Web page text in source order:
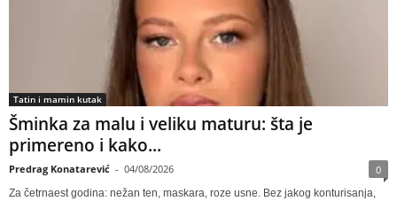
Tatin i mamin kutak
Šminka za malu i veliku maturu: šta je
primereno i kako...
Predrag Konatarević - 04/08/2026 0
Za četrnaest godina: nežan ten, maskara, roze usne. Bez jakog konturisanja,